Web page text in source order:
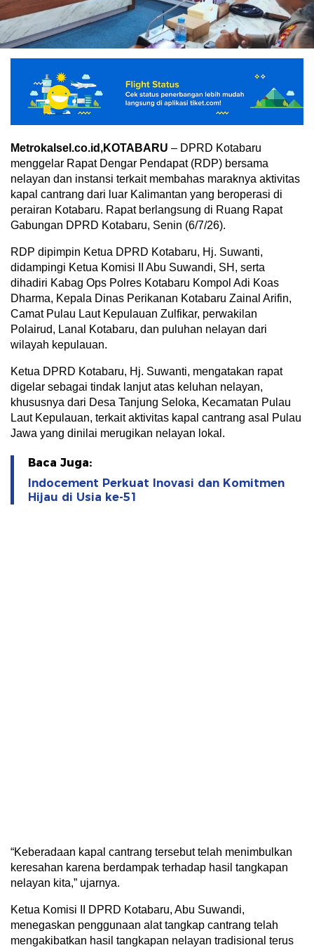
Metrokalsel.co.id,KOTABARU – DPRD Kotabaru
menggelar Rapat Dengar Pendapat (RDP) bersama
nelayan dan instansi terkait membahas maraknya aktivitas
kapal cantrang dari luar Kalimantan yang beroperasi di
perairan Kotabaru. Rapat berlangsung di Ruang Rapat
Gabungan DPRD Kotabaru, Senin (6/7/26).
RDP dipimpin Ketua DPRD Kotabaru, Hj. Suwanti,
didampingi Ketua Komisi II Abu Suwandi, SH, serta
dihadiri Kabag Ops Polres Kotabaru Kompol Adi Koas
Dharma, Kepala Dinas Perikanan Kotabaru Zainal Arifin,
Camat Pulau Laut Kepulauan Zulfikar, perwakilan
Polairud, Lanal Kotabaru, dan puluhan nelayan dari
wilayah kepulauan.
Ketua DPRD Kotabaru, Hj. Suwanti, mengatakan rapat
digelar sebagai tindak lanjut atas keluhan nelayan,
khususnya dari Desa Tanjung Seloka, Kecamatan Pulau
Laut Kepulauan, terkait aktivitas kapal cantrang asal Pulau
Jawa yang dinilai merugikan nelayan lokal.
Baca Juga:
Indocement Perkuat Inovasi dan Komitmen
Hijau di Usia ke-51
“Keberadaan kapal cantrang tersebut telah menimbulkan
keresahan karena berdampak terhadap hasil tangkapan
nelayan kita,” ujarnya.
Ketua Komisi II DPRD Kotabaru, Abu Suwandi,
menegaskan penggunaan alat tangkap cantrang telah
mengakibatkan hasil tangkapan nelayan tradisional terus